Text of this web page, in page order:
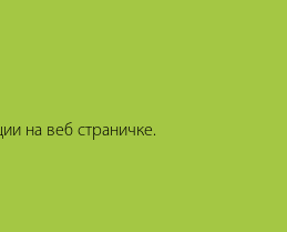
на веб страничке.